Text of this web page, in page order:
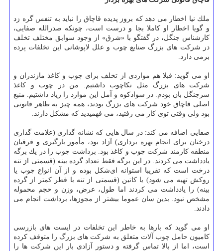
ملك نیا اخطار می دهد كه بروز پدیده قاچاق را نباید به تنفس گره زد
و گویا اخطار او كاملا بجا و درست است، چونكه صدرالله صفایی،
كارشناس جنگل، در گفتگو با «شرق» از وجود سوابق مختلف تخلف
در شركت های بزرگ صنایع چوب و علل لاپوشانی این تخلفات پرده
برمی دارد.
او می گوید: قبلا هم مواردی از تخلف برای چوب و كاغذ مازندران و
شركت های بزرگ مثل نكاچوب داشتیم. من در چوب و كاغذ
سرجنگل بان بودم. در سوادكوه و آمل این موارد را زیاد داشتیم. منبع
اصلی قاچاق خود شركت های بزرگ بودند، همه چیز به ظاهر قانونی
بود ولی وقتی توی كار می رفتید، می فهمیدید كه مشكل دارند.
صفایی اضافه می كند: در سال هایی كه نشانه گذاری (علامت گذاری
درختان برای انجام بهره برداری) آزاد بود، مأمور بارگیری و قرقبان
منطقه كارمند شركت چوب و كاغذ بود. برداشت چوب را در یك برگه
یادداشت می كردند. در این برگه فقط تعداد گرده بینه (ﻗﺴﻤﺘﯽ از ﺗﻨﻪ
درﺧﺖ اﺳﺖ ﮐﻪ ﺗﻘﺮﯾﺒﺎ اﺳﺘﻮاﻧﻪ ایﺷﮑﻞ ﺑﻮده و از آن اﻧﻮاع ﭼﻮب ﯾﺎ
روﮐﺶ ﺗﻬﯿﻪ ﻣﯽ ﺷﻮد) یا كاتین (قسمتی از تنه با قطر كمتر از گرده
بینه) را یادداشت می كردند اما طول، عرض، وزن و حجم محموله
مشخص نبود. بدین سان عموما بیشتر از مجوزها، برداشت انجام می
دادند.
او می گوید كه بارها به خاطر این تخلفات در ایست های بازرسی
كامیون حامل چوب آلات متعلق به شركت های بزرگ را متوقف كرده
است، اما از بالا تماس گرفته و دستور آزادی بار این شركت ها را